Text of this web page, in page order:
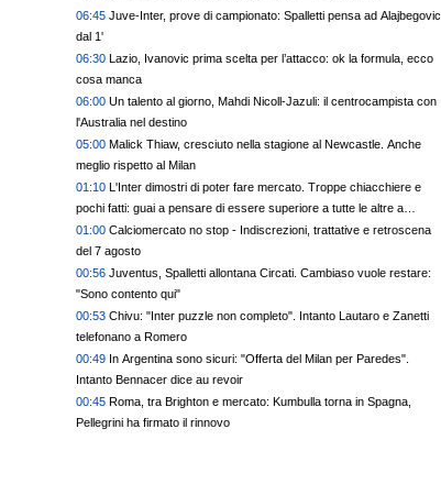
06:45 Juve-Inter, prove di campionato: Spalletti pensa ad Alajbegovic
dal 1'
06:30 Lazio, Ivanovic prima scelta per l’attacco: ok la formula, ecco
cosa manca
06:00 Un talento al giorno, Mahdi Nicoll-Jazuli: il centrocampista con
l'Australia nel destino
05:00 Malick Thiaw, cresciuto nella stagione al Newcastle. Anche
meglio rispetto al Milan
01:10 L'Inter dimostri di poter fare mercato. Troppe chiacchiere e
pochi fatti: guai a pensare di essere superiore a tutte le altre a
prescindere. Juve, il portiere può diventare un "problema". Milan-
Leao, serve una decisione netta
01:00 Calciomercato no stop - Indiscrezioni, trattative e retroscena
del 7 agosto
00:56 Juventus, Spalletti allontana Circati. Cambiaso vuole restare:
"Sono contento qui"
00:53 Chivu: "Inter puzzle non completo". Intanto Lautaro e Zanetti
telefonano a Romero
00:49 In Argentina sono sicuri: "Offerta del Milan per Paredes".
Intanto Bennacer dice au revoir
00:45 Roma, tra Brighton e mercato: Kumbulla torna in Spagna,
Pellegrini ha firmato il rinnovo